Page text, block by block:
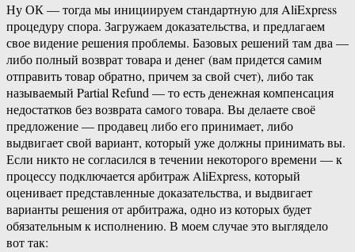
Ну ОК — тогда мы инициируем стандартную для AliExpress
процедуру спора. Загружаем доказательства, и предлагаем
свое видение решения проблемы. Базовых решений там два —
либо полный возврат товара и денег (вам придется самим
отправить товар обратно, причем за свой счет), либо так
называемый Partial Refund — то есть денежная компенсация
недостатков без возврата самого товара. Вы делаете своё
предложение — продавец либо его принимает, либо
выдвигает свой вариант, который уже должны принимать вы.
Если никто не согласился в течении некоторого времени — к
процессу подключается арбитраж AliExpress, который
оценивает представленные доказательства, и выдвигает
варианты решения от арбитража, одно из которых будет
обязательным к исполнению. В моем случае это выглядело
вот так: